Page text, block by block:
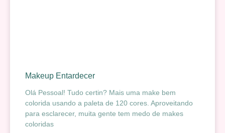
Makeup Entardecer
Olá Pessoal! Tudo certin? Mais uma make bem
colorida usando a paleta de 120 cores. Aproveitando
para esclarecer, muita gente tem medo de makes
coloridas